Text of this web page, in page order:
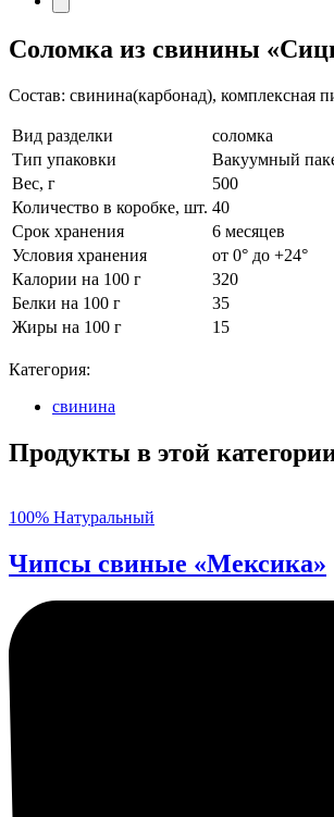
Соломка из свинины
Состав: свинина(карбонад), комплексная
Вид разделки
соломка
Тип упаковки
Вакуумный
Вес, г
500
Количество в коробке, шт. 40
Срок хранения
6 месяцев
Условия хранения
от 0° до +24°
Калории на 100 г
320
Белки на 100 г
35
Жиры на 100 г
15
Категория:
свинина
Продукты в этой
100% Натуральный
Чипсы свиные «Мексика»